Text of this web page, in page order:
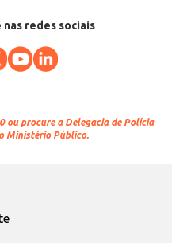
redes sociais
ou procure a Delegacia de Polícia
Ministério Público.